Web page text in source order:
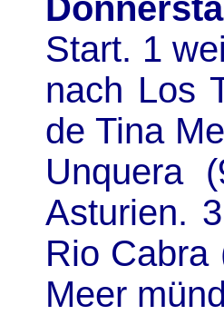
Start. 1
nach Los
de Tina
Unquera
Asturien.
Rio Cabra
Meer